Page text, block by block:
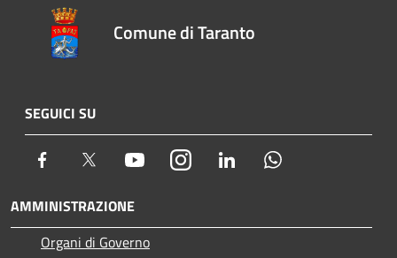
Comune di Taranto
SEGUICI SU
Facebook Twitter YoutubeInstagram LinkedIn
AMMINISTRAZIONE
Organi di Governo